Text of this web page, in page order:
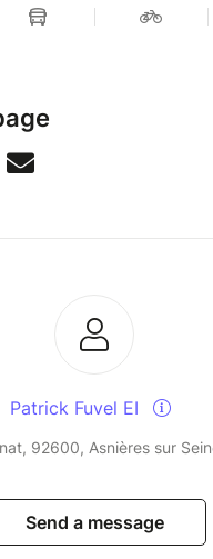
Patrick Fuvel EI
92600, Asnières sur
Send a message